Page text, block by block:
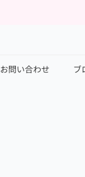
お問い合わせ ブ